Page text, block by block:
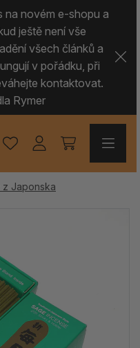
na novém e-shopu a
ještě není vše
všech článků a
v pořádku, při
kontaktovat.
Rymer
Japonska